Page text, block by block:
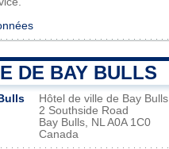
DE BAY BULLS
Hôtel de ville de Bay Bulls
2 Southside Road
Bay Bulls, NL A0A 1C0
Canada